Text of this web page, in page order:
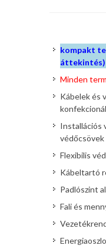
kompakt
áttekintés)
Minden
Kábelek és
Installációs
védőcsövek
Flexibilis
Kábeltartó
Padlószint
Fali és